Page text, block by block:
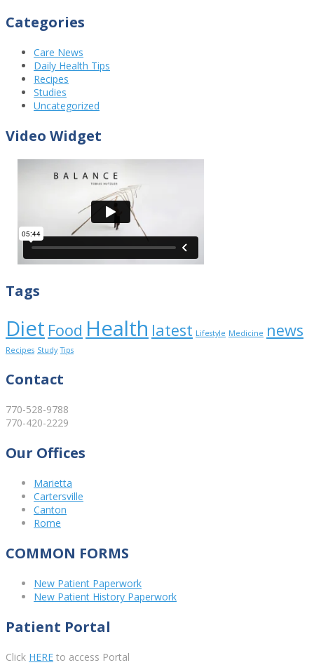
Categories
Care News
Daily Health Tips
Recipes
Studies
Uncategorized
Video Widget
Tags
Diet Food Health latest Lifestyle Medicine news
Recipes Study Tips
Contact
770-528-9788
770-420-2229
Our Offices
Marietta
Cartersville
Canton
Rome
COMMON FORMS
New Patient Paperwork
New Patient History Paperwork
Patient Portal
Click HERE to access Portal